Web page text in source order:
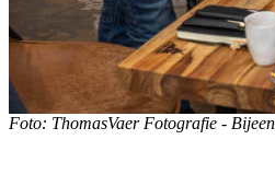
Foto: ThomasVaer Fotografie -